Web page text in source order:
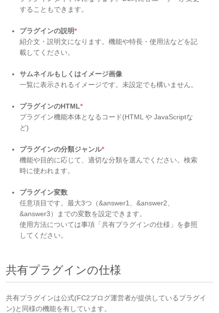
することもできます。
プラグインの説明*
紹介文・説明文になります。機能や特長・使用法などを記
載してください。
サムネイルもしくはイメージ画像
一覧に表示されるイメージです。未設定でも構いません。
プラグインのHTML*
プラグイン機能本体となるコード(HTML や JavaScriptな
ど)
プラグインの分類ジャンル*
機能や目的に応じて、適切な分類を選んでください。検索
時に使われます。
プラグイン変数
任意項目です。最大3つ（&answer1、&answer2、
&answer3）までの変数を設定できます。
使用方法については事項「共有プラグインの仕様」を参照
してください。
共有プラグインの仕様
共有プラグインは公式(FC2ブログ運営者が提供しているプラグイ
ン)と同様の機能を有しています。